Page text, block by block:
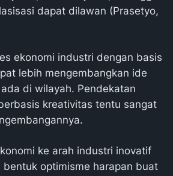
dapat dilawan (Prasetyo,
ekonomi industri dengan basis
lebih mengembangkan ide
di wilayah. Pendekatan
kreativitas tentu sangat
ke arah industri inovatif
bentuk optimisme harapan buat